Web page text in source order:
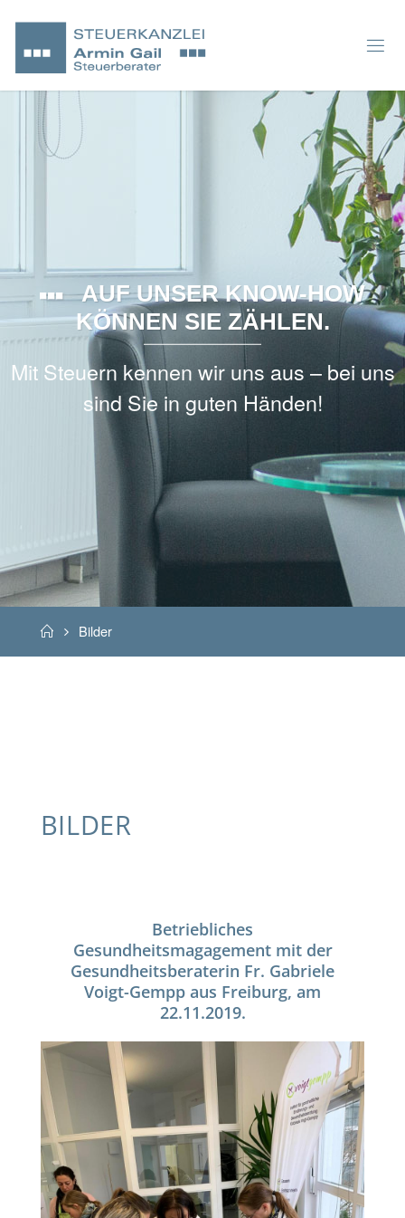
AUF UNSER KNOW-HOW
KÖNNEN SIE ZÄHLEN.
Mit Steuern kennen wir uns aus – bei uns
sind Sie in guten Händen!
HomeBilder
BILDER
Betriebliches
Gesundheitsmagagement mit der
Gesundheitsberaterin Fr. Gabriele
Voigt-Gempp aus Freiburg, am
22.11.2019.